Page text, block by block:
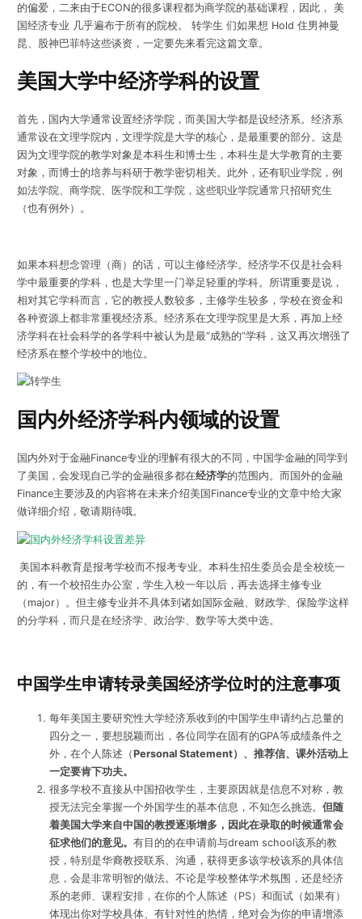
的偏爱，二来由于ECON的很多课程都为商学院的基础课程，因此， 美
国经济专业 几乎遍布于所有的院校。 转学生 们如果想 Hold 住男神曼
昆、股神巴菲特这些谈资，一定要先来看完这篇文章。
美国大学中经济学科的设置
首先，国内大学通常设置经济学院，而美国大学都是设经济系。经济系
通常设在文理学院内，文理学院是大学的核心，是最重要的部分。这是
因为文理学院的教学对象是本科生和博士生，本科生是大学教育的主要
对象，而博士的培养与科研于教学密切相关。此外，还有职业学院，例
如法学院、商学院、医学院和工学院，这些职业学院通常只招研究生
（也有例外）。
如果本科想念管理（商）的话，可以主修经济学。经济学不仅是社会科
学中最重要的学科，也是大学里一门举足轻重的学科。所谓重要是说，
相对其它学科而言，它的教授人数较多，主修学生较多，学校在资金和
各种资源上都非常重视经济系。经济系在文理学院里是大系，再加上经
济学科在社会科学的各学科中被认为是最“成熟的”学科，这又再次增强了
经济系在整个学校中的地位。
国内外经济学科内领域的设置
国内外对于金融Finance专业的理解有很大的不同，中国学金融的同学到
了美国，会发现自己学的金融很多都在经济学的范围内。而国外的金融
Finance主要涉及的内容将在未来介绍美国Finance专业的文章中给大家
做详细介绍，敬请期待哦。
美国本科教育是报考学校而不报考专业。本科生招生委员会是全校统一
的，有一个校招生办公室，学生入校一年以后，再去选择主修专业
（major）。但主修专业并不具体到诸如国际金融、财政学、保险学这样
的分学科，而只是在经济学、政治学、数学等大类中选。
中国学生申请转录美国经济学位时的注意事项
每年美国主要研究性大学经济系收到的中国学生申请约占总量的
四分之一，要想脱颖而出，各位同学在固有的GPA等成绩条件之
外，在个人陈述（Personal Statement）、推荐信、课外活动上
一定要肯下功夫。
很多学校不直接从中国招收学生，主要原因就是信息不对称，教
授无法完全掌握一个外国学生的基本信息，不知怎么挑选。 但随
着美国大学来自中国的教授逐渐增多，因此在录取的时候通常会
征求他们的意见。 有目的的在申请前与dream school该系的教
授，特别是华裔教授联系、沟通，获得更多该学校该系的具体信
息，会是非常明智的做法。不论是学校整体学术氛围，还是经济
系的老师、课程安排，在你的个人陈述（PS）和面试（如果有）
体现出你对学校具体、有针对性的热情，绝对会为你的申请增添